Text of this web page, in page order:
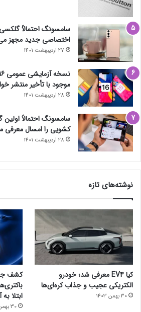
اختصاصی جدید مجهز
27 اردیبهشت 1401
موجود با تأخیر منتشر
28 اردیبهشت 1401
سامسونگ احتمالاً
کشویی را امسال معرفی
28 اردیبهشت 1401
نوشته‌های تازه
کیا EV4 معرفی شد؛ خودرو
الکتریکی عجیب و جذاب کره‌ای‌ها
30 بهمن 1403
کشف
ابتلا
30 بهمن 1403